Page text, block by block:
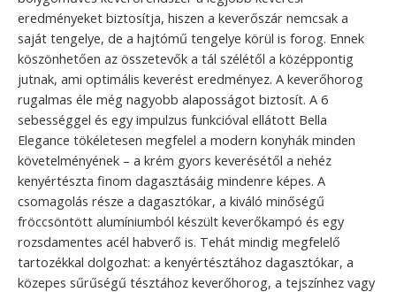
eredményeket biztosítja, hiszen a keverőszár nemcsak a
saját tengelye, de a hajtómű tengelye körül is forog. Ennek
köszönhetően az összetevők a tál szélétől a középpontig
jutnak, ami optimális keverést eredményez. A keverőhorog
rugalmas éle még nagyobb alaposságot biztosít. A 6
sebességgel és egy impulzus funkcióval ellátott Bella
Elegance tökéletesen megfelel a modern konyhák minden
követelményének – a krém gyors keverésétől a nehéz
kenyértészta finom dagasztásáig mindenre képes. A
csomagolás része a dagasztókar, a kiváló minőségű
fröccsöntött alumíniumból készült keverőkampó és egy
rozsdamentes acél habverő is. Tehát mindig megfelelő
tartozékkal dolgozhat: a kenyértésztához dagasztókar, a
közepes sűrűségű tésztához keverőhorog, a tejszínhez vagy